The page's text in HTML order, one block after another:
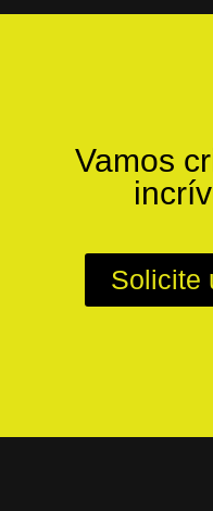
Vamos
Solicite